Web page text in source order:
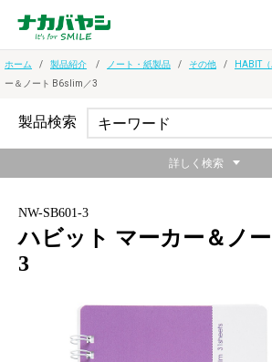
ホーム 製品紹介 ノート・紙製品 その他 HABIT（
ー＆ノート B6slim／3
NW-SB601-3
ハビット マーカー＆ノ
3
製品検索
詳しく検索